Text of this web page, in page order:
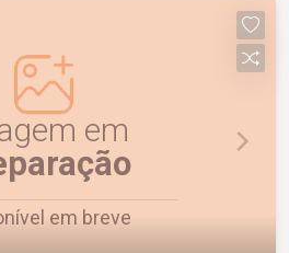
planejada em todos os
em gesso; Paisagismo
lazer: Campo
Playground;
sofisticados e planejados
lazer e qualidade de vida
em
em breve